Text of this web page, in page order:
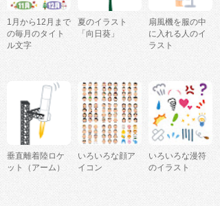
1月から12月まで
の毎月のタイト
ル文字
夏のイラスト
「向日葵」
扇風機を服の中
に入れる人のイ
ラスト
垂直離着陸ロケ
ット（アーム）
いろいろな顔ア
イコン
いろいろな漫符
のイラスト